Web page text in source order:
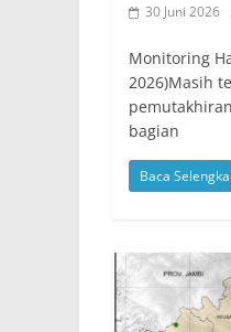
30 Juni 2026
Monitoring
2026)Masih
bagian
Baca